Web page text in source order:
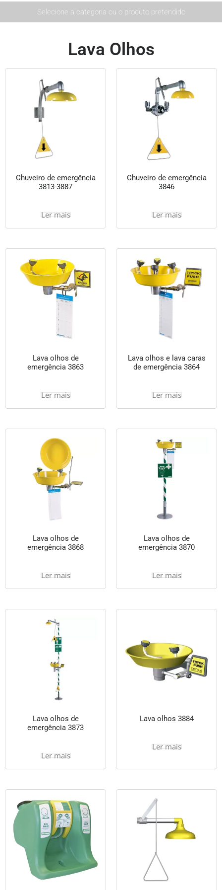
Selecione a categoria ou o produto pretendido
Lava Olhos
Chuveiro de emergência
3813-3887
Ler mais
Chuveiro de emergência
3846
Ler mais
Lava olhos de
emergência 3863
Ler mais
Lava olhos e lava caras
de emergência 3864
Ler mais
Lava olhos de
emergência 3868
Ler mais
Lava olhos de
emergência 3870
Ler mais
Lava olhos de
emergência 3873
Ler mais
Lava olhos 3884
Ler mais